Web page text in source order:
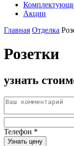
Акции
Главная Отделка
Розетки
узнать
Телефон *
Узнать цену